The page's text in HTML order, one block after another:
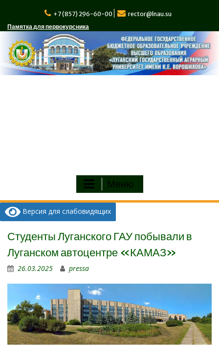
содержимому
+7 (857) 296-60-00
rector@lnau.su
Памятка для первокурсника
Меню
Версия для слабовидящих
Студенты Луганского ГАУ побывали в
Луганском автоцентре «КАМАЗ»
26.03.2025 pressa